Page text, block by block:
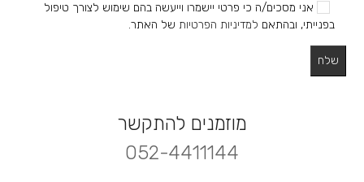
אני מסכים/ה כי פרטי יישמרו וייעשה בהם שימוש לצורך טיפול
בפנייתי, ובהתאם למדיניות הפרטיות של האתר.
מוזמנים להתקשר
052-4411144